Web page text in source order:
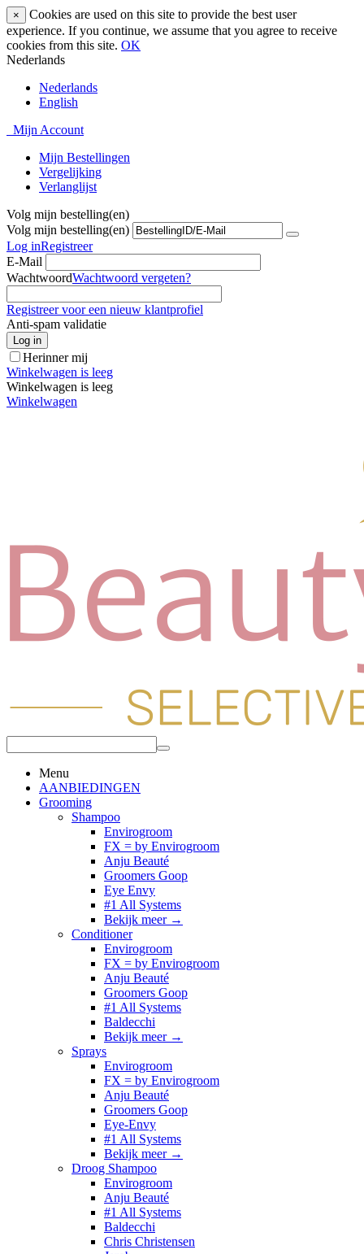
×
Cookies are used on this site to provide the best user
experience. If you continue, we assume that you agree to receive
cookies from this site. OK
Nederlands
Nederlands
English
Mijn Account
Mijn Bestellingen
Vergelijking
Verlanglijst
Volg mijn bestelling(en)
Volg mijn bestelling(en)
Log inRegistreer
E-Mail
WachtwoordWachtwoord vergeten?
Registreer voor een nieuw klantprofiel
Anti-spam validatie
Log in
Herinner mij
Winkelwagen is leeg
Winkelwagen is leeg
Winkelwagen
Menu
AANBIEDINGEN
Grooming
Shampoo
Envirogroom
FX = by Envirogroom
Anju Beauté
Groomers Goop
Eye Envy
#1 All Systems
Bekijk meer →
Conditioner
Envirogroom
FX = by Envirogroom
Anju Beauté
Groomers Goop
#1 All Systems
Baldecchi
Bekijk meer →
Sprays
Envirogroom
FX = by Envirogroom
Anju Beauté
Groomers Goop
Eye-Envy
#1 All Systems
Bekijk meer →
Droog Shampoo
Envirogroom
Anju Beauté
#1 All Systems
Baldecchi
Chris Christensen